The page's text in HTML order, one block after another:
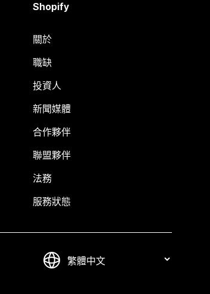
Shopify
關於
職缺
投資人
新聞媒體
合作夥伴
聯盟夥伴
法務
服務狀態